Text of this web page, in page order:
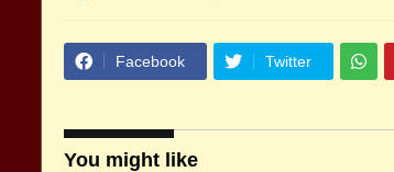
Facebook Twitter
You might like